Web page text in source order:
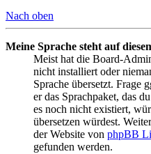
Nach oben
Meine Sprache steht auf
Meist hat die Board-
nicht installiert oder
Sprache übersetzt. Frage
er das Sprachpaket, das
es noch nicht existiert,
übersetzen würdest.
der Website von phpBB
gefunden werden.